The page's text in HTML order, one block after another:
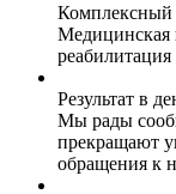
Комплексный
Медицинская
Результат в
Мы рады
прекращают
обращения к